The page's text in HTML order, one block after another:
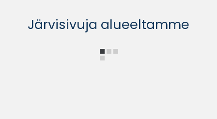
Järvisivuja alueeltamme